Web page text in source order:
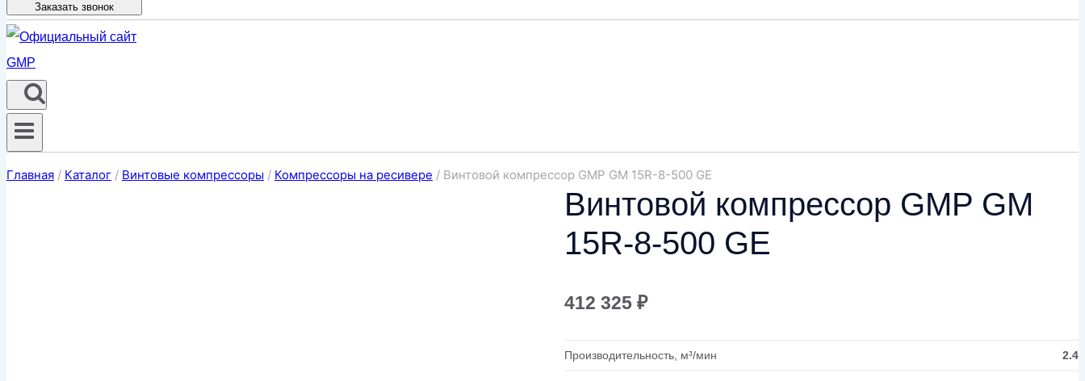
Заказать звонок
Главная / Каталог / Винтовые компрессоры / Компрессоры на ресивере / Винтовой компрессор GMP GM 15R-8-500 GE
Винтовой компрессор GMP GM
15R-8-500 GE
412 325 ₽
Производительность, м³/мин 2.4